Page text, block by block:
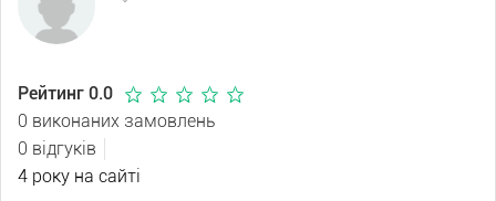
Рейтинг 0.0
0 виконаних замовлень
0 відгуків
4 року на сайті